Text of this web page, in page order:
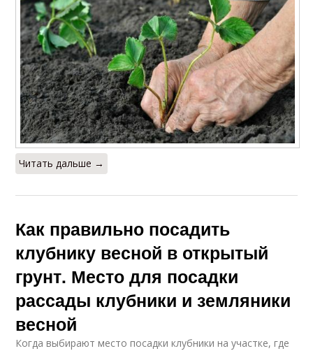
Читать дальше →
Как правильно посадить
клубнику весной в открытый
грунт. Место для посадки
рассады клубники и земляники
весной
Когда выбирают место посадки клубники на участке, где